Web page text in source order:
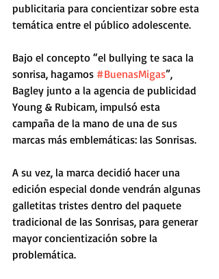
publicitaria para concientizar sobre esta
temática entre el público adolescente.
Bajo el concepto “el bullying te saca la
sonrisa, hagamos #BuenasMigas”,
Bagley junto a la agencia de publicidad
Young & Rubicam, impulsó esta
campaña de la mano de una de sus
marcas más emblemáticas: las Sonrisas.
A su vez, la marca decidió hacer una
edición especial donde vendrán algunas
galletitas tristes dentro del paquete
tradicional de las Sonrisas, para generar
mayor concientización sobre la
problemática.